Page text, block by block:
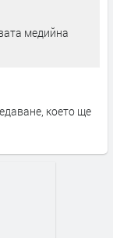
медийна
което ще